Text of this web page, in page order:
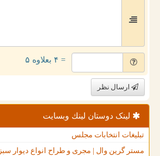
= ۴ بعلاوه ۵
ارسال نظر
لینک دوستان لینك وبسایت
تبلیغات انتخابات مجلس
مستر گرین وال | مجری و طراح انواع دیوار سبز